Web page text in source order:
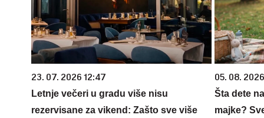
23. 07. 2026 12:47
Letnje večeri u gradu više nisu
rezervisane za vikend: Zašto sve više
05. 08.
Šta dete
majke?